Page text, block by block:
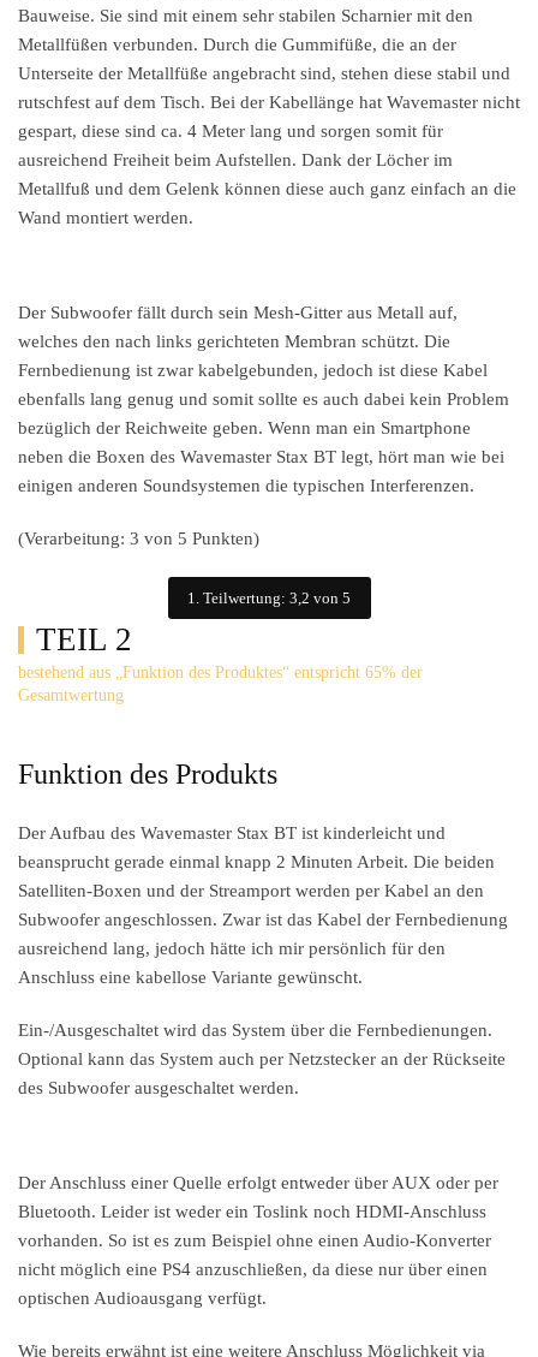
Bauweise. Sie sind mit einem sehr stabilen Scharnier mit den
Metallfüßen verbunden. Durch die Gummifüße, die an der
Unterseite der Metallfüße angebracht sind, stehen diese stabil und
rutschfest auf dem Tisch. Bei der Kabellänge hat Wavemaster nicht
gespart, diese sind ca. 4 Meter lang und sorgen somit für
ausreichend Freiheit beim Aufstellen. Dank der Löcher im
Metallfuß und dem Gelenk können diese auch ganz einfach an die
Wand montiert werden.
Der Subwoofer fällt durch sein Mesh-Gitter aus Metall auf,
welches den nach links gerichteten Membran schützt. Die
Fernbedienung ist zwar kabelgebunden, jedoch ist diese Kabel
ebenfalls lang genug und somit sollte es auch dabei kein Problem
bezüglich der Reichweite geben. Wenn man ein Smartphone
neben die Boxen des Wavemaster Stax BT legt, hört man wie bei
einigen anderen Soundsystemen die typischen Interferenzen.
(Verarbeitung: 3 von 5 Punkten)
1. Teilwertung: 3,2 von 5
TEIL 2
bestehend aus „Funktion des Produktes“ entspricht 65% der
Gesamtwertung
Funktion des Produkts
Der Aufbau des Wavemaster Stax BT ist kinderleicht und
beansprucht gerade einmal knapp 2 Minuten Arbeit. Die beiden
Satelliten-Boxen und der Streamport werden per Kabel an den
Subwoofer angeschlossen. Zwar ist das Kabel der Fernbedienung
ausreichend lang, jedoch hätte ich mir persönlich für den
Anschluss eine kabellose Variante gewünscht.
Ein-/Ausgeschaltet wird das System über die Fernbedienungen.
Optional kann das System auch per Netzstecker an der Rückseite
des Subwoofer ausgeschaltet werden.
Der Anschluss einer Quelle erfolgt entweder über AUX oder per
Bluetooth. Leider ist weder ein Toslink noch HDMI-Anschluss
vorhanden. So ist es zum Beispiel ohne einen Audio-Konverter
nicht möglich eine PS4 anzuschließen, da diese nur über einen
optischen Audioausgang verfügt.
Wie bereits erwähnt ist eine weitere Anschluss Möglichkeit via